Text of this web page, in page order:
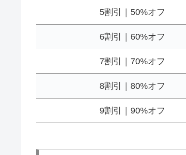
5割引｜50%オフ
6割引｜60%オフ
7割引｜70%オフ
8割引｜80%オフ
9割引｜90%オフ